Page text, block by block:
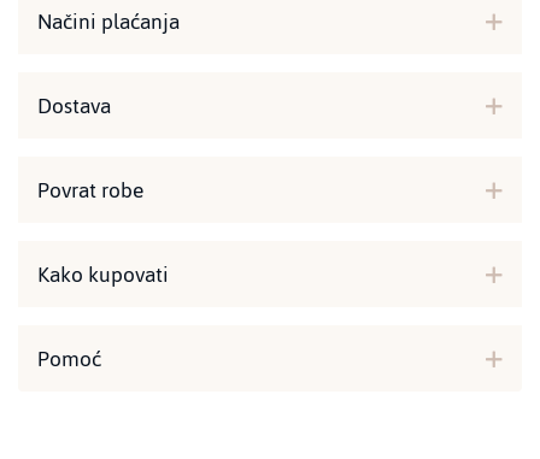
Načini plaćanja
Dostava
Povrat robe
Kako kupovati
Pomoć